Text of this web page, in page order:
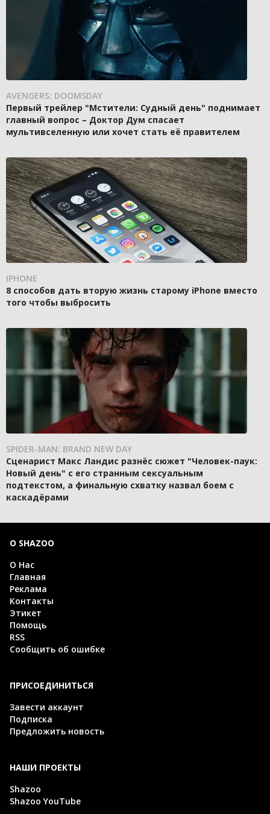
AVENGERS: DOOMSDAY
Первый трейлер "Мстители: Судный день" поднимает
главный вопрос – Доктор Дум спасает
мультивселенную или хочет стать её правителем
IPHONE
8 способов дать вторую жизнь старому iPhone вместо
того чтобы выбросить
SPIDER-MAN: BRAND NEW DAY
Сценарист Макс Ландис разнёс сюжет "Человек-паук:
Новый день" с его странным сексуальным
подтекстом, а финальную схватку назвал боем с
каскадёрами
О SHAZOO
О Нас
Главная
Реклама
Контакты
Этикет
Помощь
RSS
Сообщить об ошибке
ПРИСОЕДИНИТЬСЯ
Завести аккаунт
Подписка
Предложить новость
НАШИ ПРОЕКТЫ
Shazoo
Shazoo YouTube